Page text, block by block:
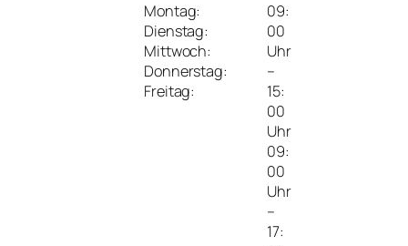
Montag:
Dienstag:
Mittwoch:
Donnerstag:
Freitag:
09:
00
Uhr
–
15:
00
Uhr
09:
00
Uhr
–
17: